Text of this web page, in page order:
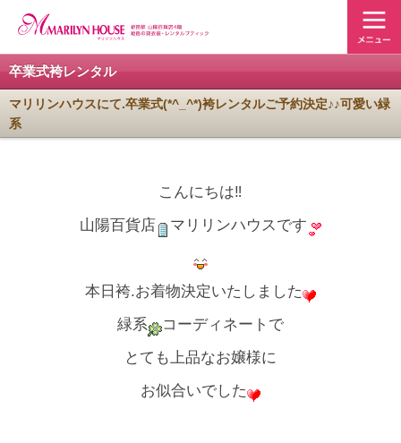
卒業式袴レンタル
マリリンハウスにて.卒業式(*^_^*)袴レンタルご予約決定♪♪可愛い緑
系
こんにちは‼
山陽百貨店
マリリンハウスです
本日袴.お着物決定いたしました
緑系
コーディネートで
とても上品なお嬢様に
お似合いでした